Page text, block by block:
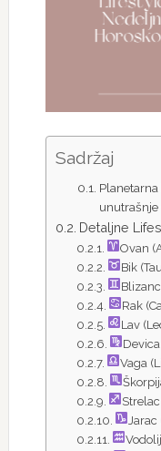
Sadržaj
unutrašnje
Detaljne
Ovan
Bik
Rak
Lav
Vaga
Jarac